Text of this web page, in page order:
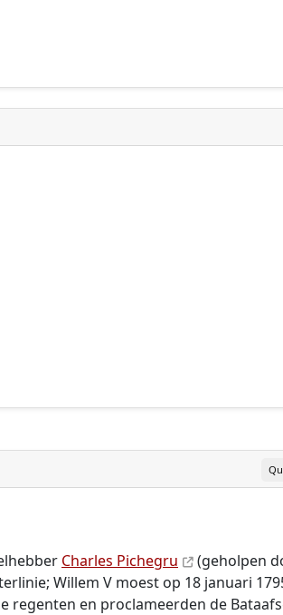
Charles Pichegru
(geholpen
Willem V moest op 18 januari
regenten en proclameerden de